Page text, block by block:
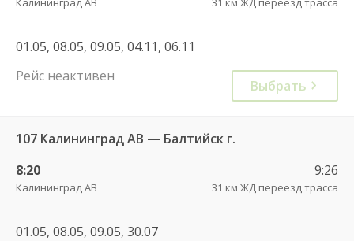
01.05, 08.05, 09.05, 04.11, 06.11
Рейс неактивен
Выбрать
107 Калининград АВ — Балтийск г.
8:20
Калининград АВ
9:26
31 км ЖД переезд трасса
01.05, 08.05, 09.05, 30.07